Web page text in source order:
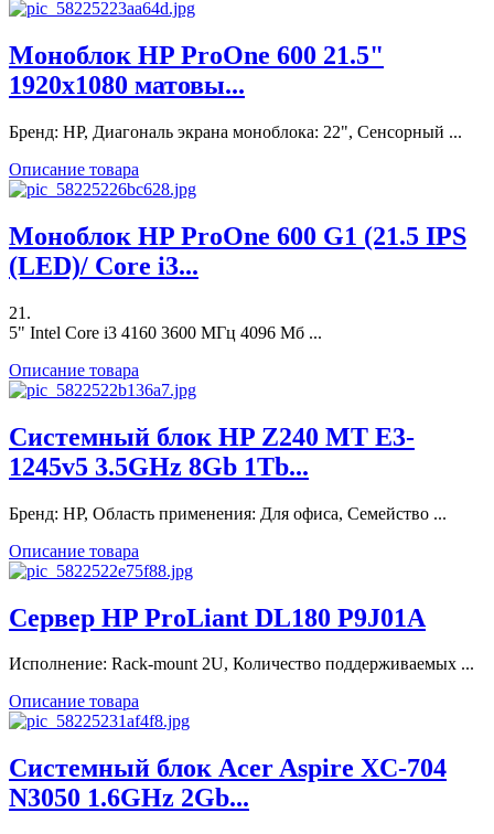
Моноблок HP ProOne 600 21.5"
1920x1080 матовы...
Бренд: HP, Диагональ экрана моноблока: 22", Сенсорный ...
Описание товара
Моноблок HP ProOne 600 G1 (21.5 IPS
(LED)/ Core i3...
21.
5" Intel Core i3 4160 3600 МГц 4096 Мб ...
Описание товара
Системный блок HP Z240 MT E3-
1245v5 3.5GHz 8Gb 1Tb...
Бренд: HP, Область применения: Для офиса, Семейство ...
Описание товара
Сервер HP ProLiant DL180 P9J01A
Исполнение: Rack-mount 2U, Количество поддерживаемых ...
Описание товара
Системный блок Acer Aspire XC-704
N3050 1.6GHz 2Gb...